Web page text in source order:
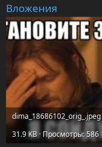
Вложения
dima_18686102_orig_.jpeg
31.9 KB · Просмотры: 586